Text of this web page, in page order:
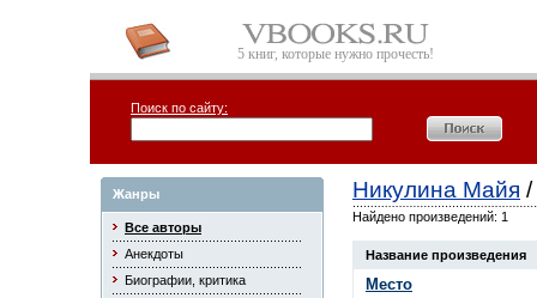
5 книг, которые нужно прочесть!
Поиск по сайту:
Жанры
Все авторы
Анекдоты
Биографии, критика
Никулина Майя /
Найдено произведений: 1
Название произведения
Место